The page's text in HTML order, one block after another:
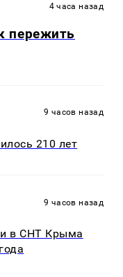
4 часа назад
пережить
9 часов назад
210 лет
9 часов назад
в СНТ Крыма